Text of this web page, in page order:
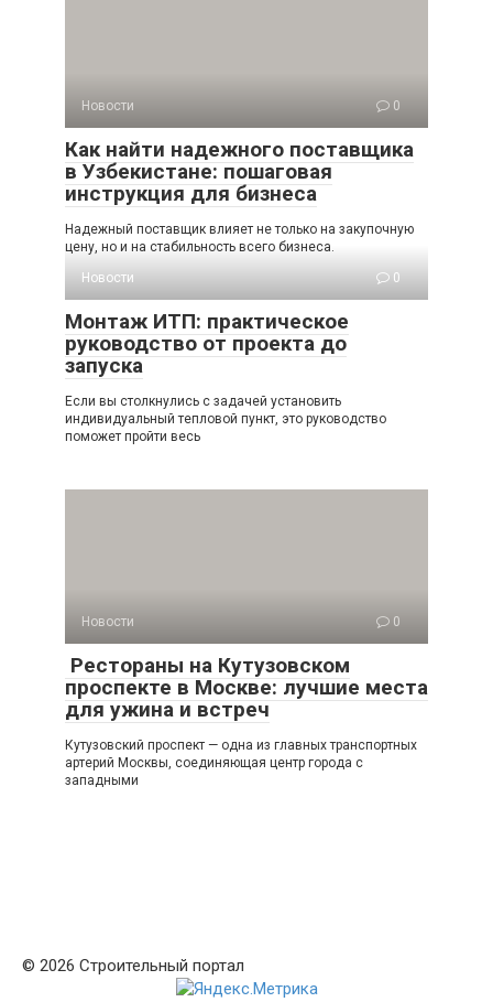
Новости 0
Как найти надежного поставщика
в Узбекистане: пошаговая
инструкция для бизнеса
Надежный поставщик влияет не только на закупочную
цену, но и на стабильность всего бизнеса.
Новости
0
Монтаж ИТП: практическое
руководство от проекта до
запуска
Если вы столкнулись с задачей установить
индивидуальный тепловой пункт, это руководство
поможет пройти весь
Новости 0
Рестораны на Кутузовском
проспекте в Москве: лучшие места
для ужина и встреч
Кутузовский проспект — одна из главных транспортных
артерий Москвы, соединяющая центр города с
западными
© 2026 Строительный портал